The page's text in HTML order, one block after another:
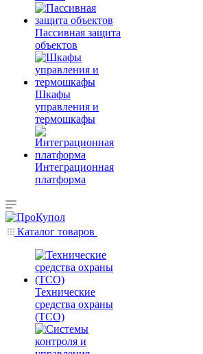
Пассивная защита
объектов
Шкафы
управления и
термошкафы
Интеграционная
платформа
Каталог товаров
Технические
средства охраны
(ТСО)